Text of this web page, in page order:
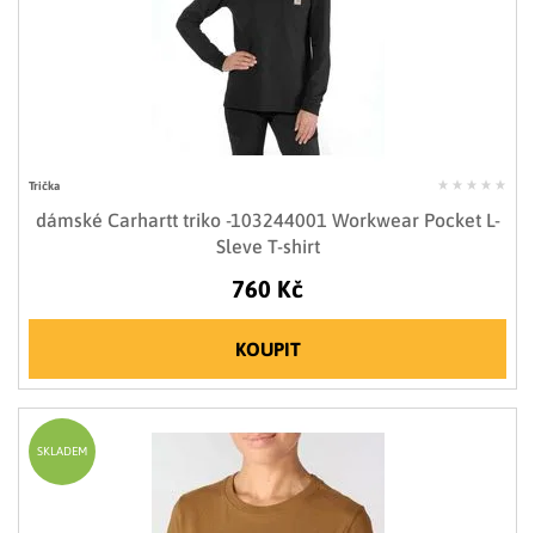
Trička
dámské Carhartt triko -103244001 Workwear Pocket L-
Sleve T-shirt
760 Kč
KOUPIT
SKLADEM